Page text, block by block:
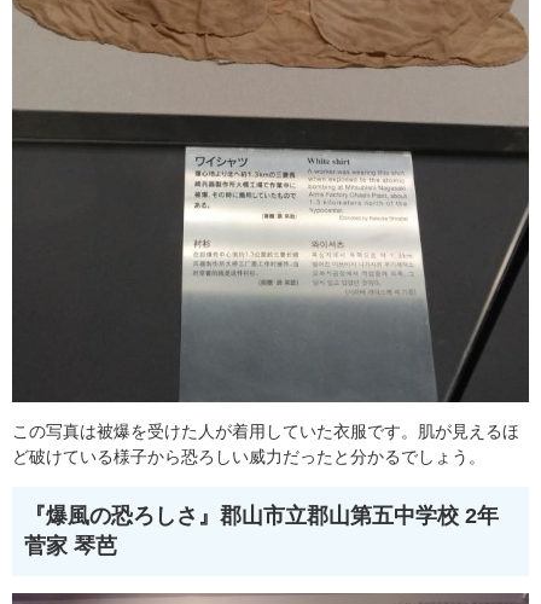
この写真は被爆を受けた人が着用していた衣服です。肌が見えるほ
ど破けている様子から恐ろしい威力だったと分かるでしょう。
『爆風の恐ろしさ』 郡山市立郡山第五中学校 2年
菅家 琴芭